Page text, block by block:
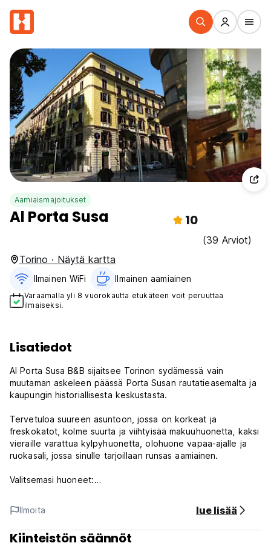
Aamiaismajoitukset
Al Porta Susa 10
(39 Arviot)
Torino · Näytä kartta
Ilmainen WiFi Ilmainen aamiainen‎
Varaamalla yli 8 vuorokautta etukäteen voit peruuttaa
ilmaiseksi.
Lisatiedot
Al Porta Susa B&B sijaitsee Torinon sydämessä vain
muutaman askeleen päässä Porta Susan rautatieasemalta ja
kaupungin historiallisesta keskustasta.
Tervetuloa suureen asuntoon, jossa on korkeat ja
freskokatot, kolme suurta ja viihtyisää makuuhuonetta, kaksi
vieraille varattua kylpyhuonetta, olohuone vapaa-ajalle ja
ruokasali, jossa sinulle tarjoillaan runsas aamiainen.
Valitsemasi huoneet:
yhdellä parivuoteella tai kahdella erillisellä vuoteella
pyynnöstä
- yksi yhden hengen huone
- lisävuode voidaan laittaa kaikkiin huoneisiin.
Ilmoita lue lisää
Kiinteistön säännöt